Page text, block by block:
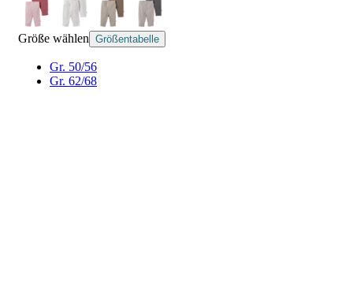
Größe wählen Größentabelle
Gr. 50/56
Gr. 62/68